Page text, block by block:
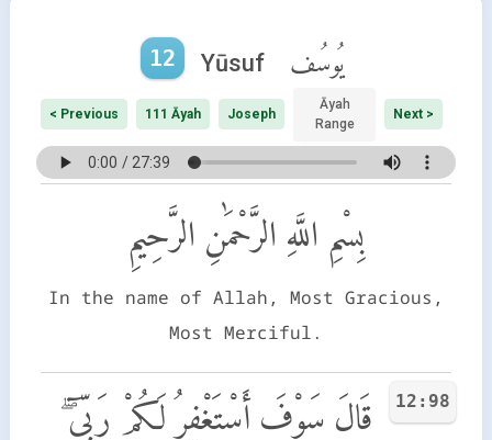
12 Yūsuf يُوسُف
< Previous 111 Āyah Joseph
Āyah
Range
Next >
بِسْمِ اللَّهِ الرَّحْمَٰنِ الرَّحِيمِ
In the name of Allah, Most Gracious,
Most Merciful.
12:98
قَالَ سَوْفَ أَسْتَغْفِرُ لَكُمْ رَبِّىٓ ۖ